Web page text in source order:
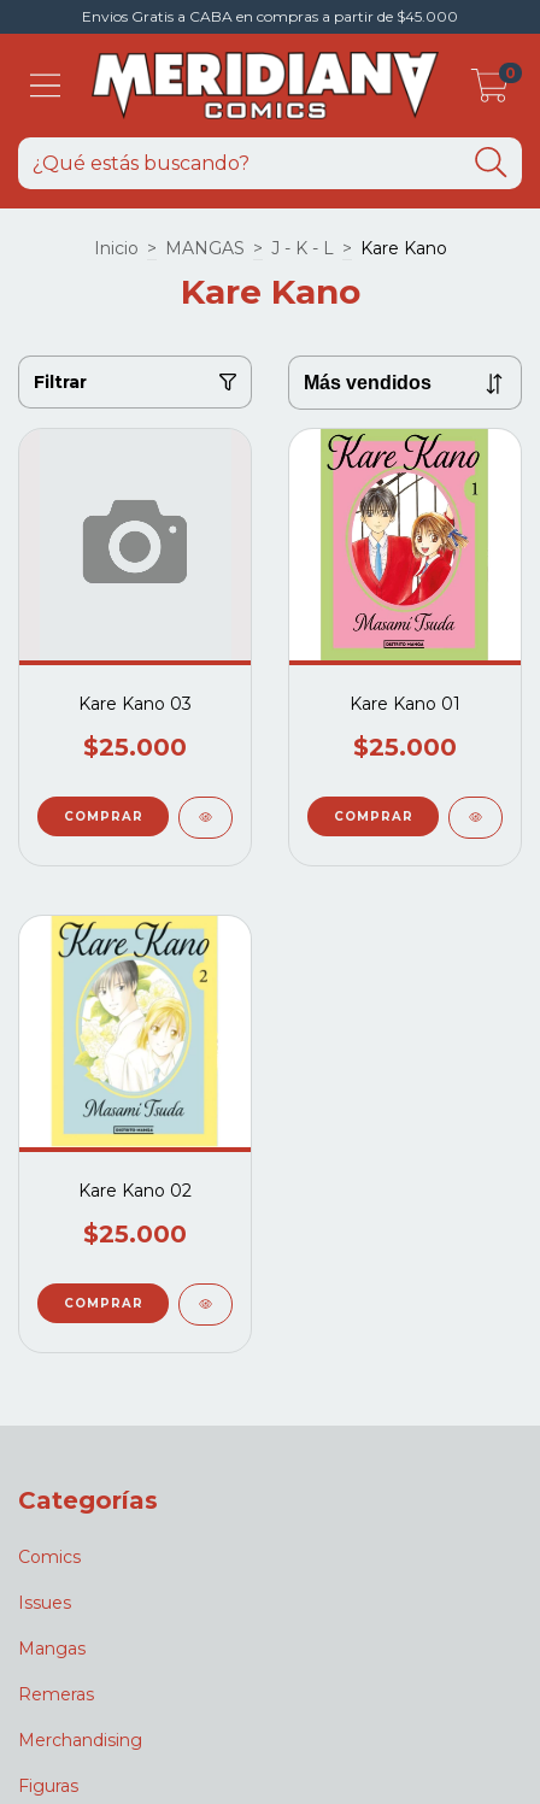
Envios Gratis a CABA en compras a partir de $45.000
0
Inicio > MANGAS > J - K - L > Kare Kano
Kare Kano
Filtrar
Kare Kano 03
$25.000
Kare Kano 01
$25.000
Kare Kano 02
$25.000
Categorías
Comics
Issues
Mangas
Remeras
Merchandising
Figuras